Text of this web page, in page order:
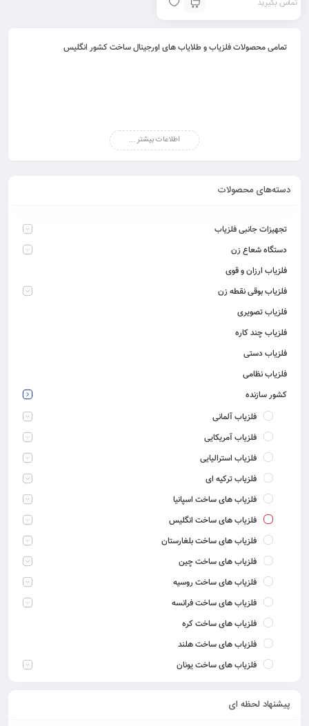
تماس بگیرید
تمامی محصولات فلزیاب و طلایاب های اورجینال ساخت کشور انگلیس
اطلاعات بیشتر ...
دسته‌های محصولات
تجهیزات جانبی فلزیاب
دستگاه شعاع زن
فلزیاب ارزان و قوی
فلزیاب بوقی نقطه زن
فلزیاب تصویری
فلزیاب چند کاره
فلزیاب دستی
فلزیاب نظامی
کشور سازنده
فلزیاب آلمانی
فلزیاب آمریکایی
فلزیاب استرالیایی
فلزیاب ترکیه ای
فلزیاب های ساخت اسپانیا
فلزیاب های ساخت انگلیس
فلزیاب های ساخت بلغارستان
فلزیاب های ساخت چین
فلزیاب های ساخت روسیه
فلزیاب های ساخت فرانسه
فلزیاب های ساخت کره
فلزیاب های ساخت هلند
فلزیاب های ساخت یونان
پیشنهاد لحظه ای